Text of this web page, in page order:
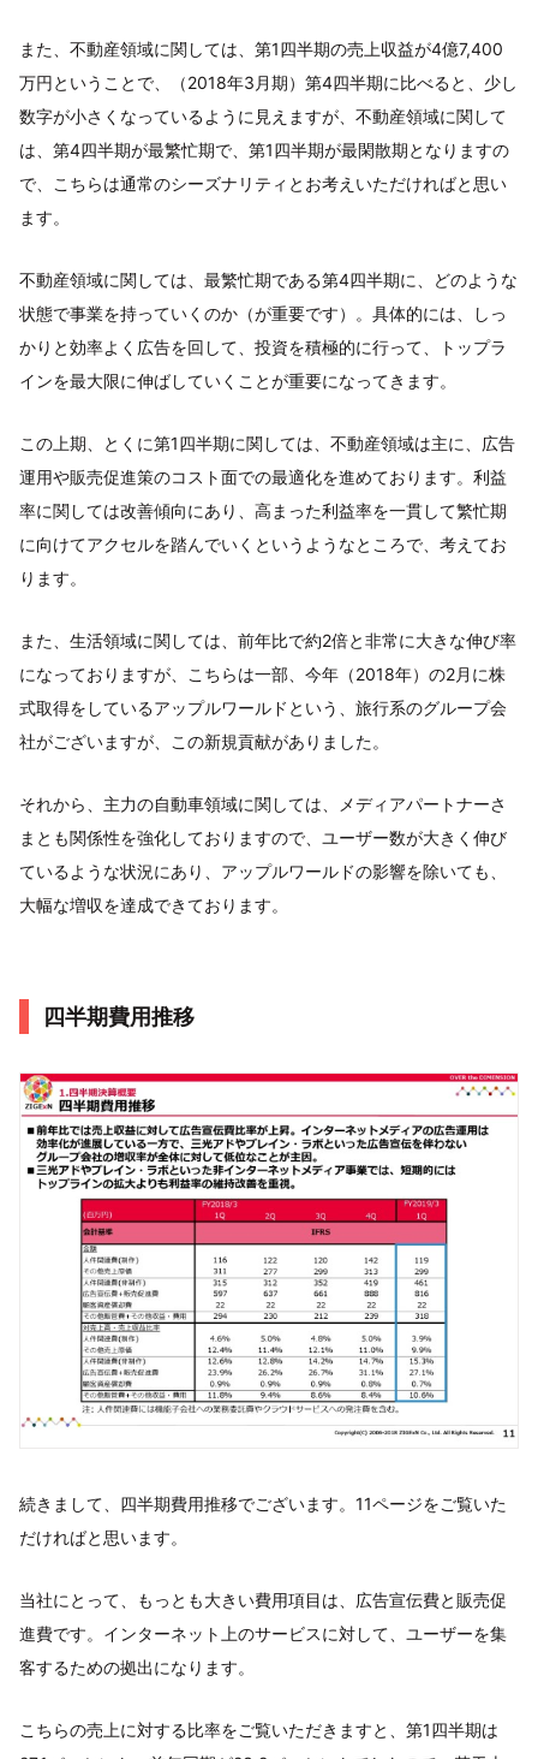
また、不動産領域に関しては、第1四半期の売上収益が4億7,400
万円ということで、（2018年3月期）第4四半期に比べると、少し
数字が小さくなっているように見えますが、不動産領域に関して
は、第4四半期が最繁忙期で、第1四半期が最閑散期となりますの
で、こちらは通常のシーズナリティとお考えいただければと思い
ます。
不動産領域に関しては、最繁忙期である第4四半期に、どのような
状態で事業を持っていくのか（が重要です）。具体的には、しっ
かりと効率よく広告を回して、投資を積極的に行って、トップラ
インを最大限に伸ばしていくことが重要になってきます。
この上期、とくに第1四半期に関しては、不動産領域は主に、広告
運用や販売促進策のコスト面での最適化を進めております。利益
率に関しては改善傾向にあり、高まった利益率を一貫して繁忙期
に向けてアクセルを踏んでいくというようなところで、考えてお
ります。
また、生活領域に関しては、前年比で約2倍と非常に大きな伸び率
になっておりますが、こちらは一部、今年（2018年）の2月に株
式取得をしているアップルワールドという、旅行系のグループ会
社がございますが、この新規貢献がありました。
それから、主力の自動車領域に関しては、メディアパートナーさ
まとも関係性を強化しておりますので、ユーザー数が大きく伸び
ているような状況にあり、アップルワールドの影響を除いても、
大幅な増収を達成できております。
四半期費用推移
続きまして、四半期費用推移でございます。11ページをご覧いた
だければと思います。
当社にとって、もっとも大きい費用項目は、広告宣伝費と販売促
進費です。インターネット上のサービスに対して、ユーザーを集
客するための拠出になります。
こちらの売上に対する比率をご覧いただきますと、第1四半期は